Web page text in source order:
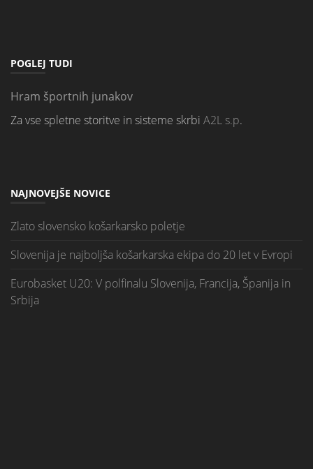
POGLEJ TUDI
Hram športnih junakov
Za vse spletne storitve in sisteme skrbi A2L s.p.
NAJNOVEJŠE NOVICE
Zlato slovensko košarkarsko poletje
Slovenija je najboljša košarkarska ekipa do 20 let v Evropi
Eurobasket U20: V polfinalu Slovenija, Francija, Španija in
Srbija